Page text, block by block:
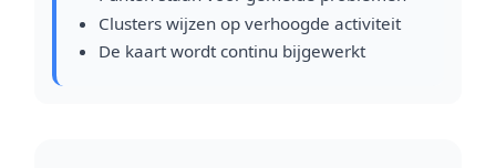
Clusters wijzen op verhoogde activiteit
De kaart wordt continu bijgewerkt